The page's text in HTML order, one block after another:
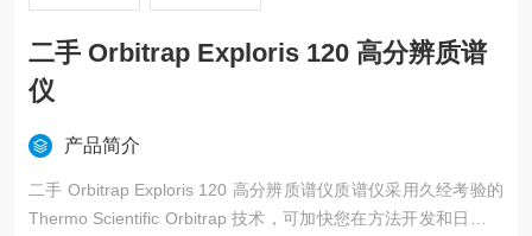
二手 Orbitrap Exploris 120 高分辨质谱
仪
产品简介
二手 Orbitrap Exploris 120 高分辨质谱仪质谱仪采用久经考验的
Thermo Scientific Orbitrap 技术，可加快您在方法开发和日常检